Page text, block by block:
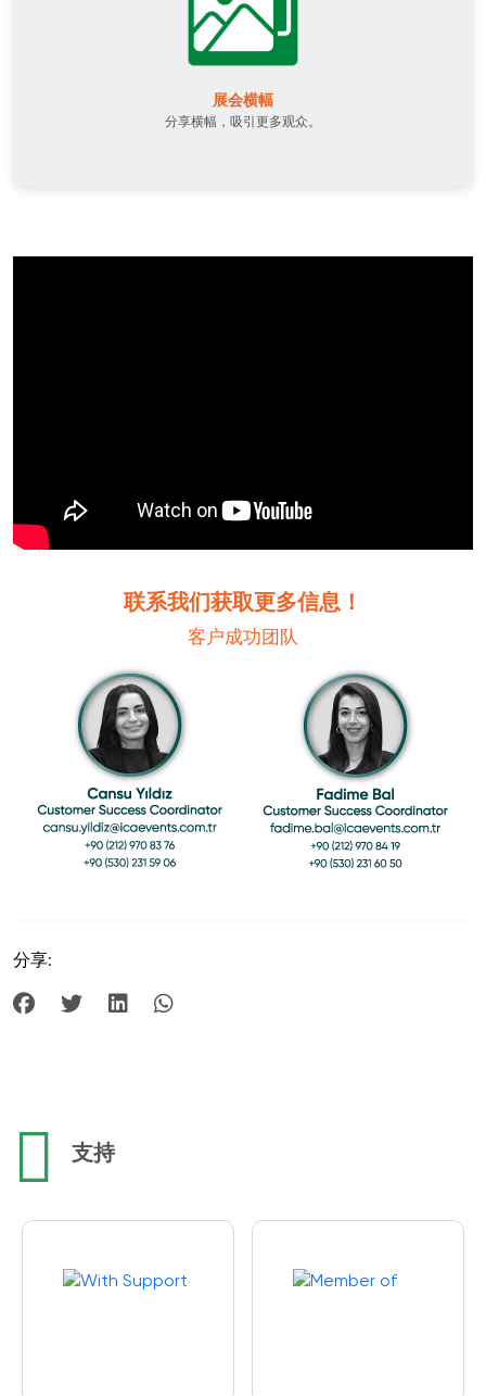
展会横幅
分享横幅，吸引更多观众。
联系我们获取更多信息！
客户成功团队
分享:
支持